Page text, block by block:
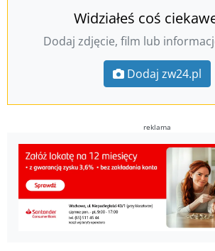
Widziałeś coś
Dodaj zdjęcie, film lub
Dodaj zw24.pl
reklama